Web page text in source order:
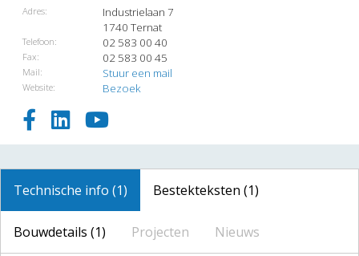
Adres:
Industrielaan 7
1740 Ternat
Telefoon: 02 583 00 40
Fax: 02 583 00 45
Mail: Stuur een mail
Website: Bezoek
Technische info (1) Bestekteksten (1)
Bouwdetails (1) Projecten Nieuws